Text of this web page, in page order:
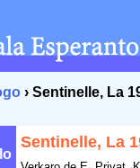
› Sentinelle, La
Sentinelle, La